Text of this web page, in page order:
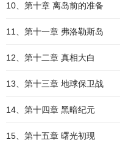
10、第十章 离岛前的准备
11、第十一章 弗洛勒斯岛
12、第十二章 真相大白
13、第十三章 地球保卫战
14、第十四章 黑暗纪元
15、第十五章 曙光初现